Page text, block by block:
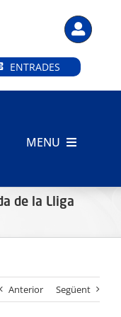
ENTRADES
MENU
de la Lliga
Anterior Següent